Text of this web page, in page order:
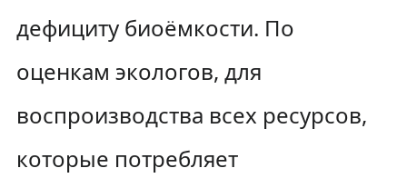
дефициту биоёмкости. По
оценкам экологов, для
воспроизводства всех ресурсов,
которые потребляет